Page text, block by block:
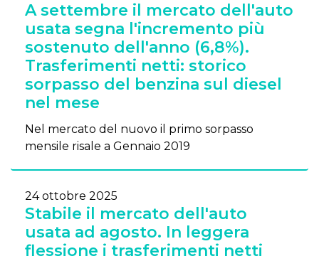
A settembre il mercato dell'auto
usata segna l'incremento più
sostenuto dell'anno (6,8%).
Trasferimenti netti: storico
sorpasso del benzina sul diesel
nel mese
Nel mercato del nuovo il primo sorpasso
mensile risale a Gennaio 2019
24 ottobre 2025
Stabile il mercato dell'auto
usata ad agosto. In leggera
flessione i trasferimenti netti